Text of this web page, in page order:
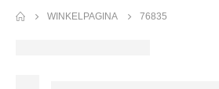
WINKELPAGINA 76835